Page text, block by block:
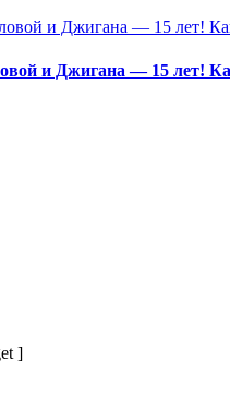
и Джигана — 15 лет!
]